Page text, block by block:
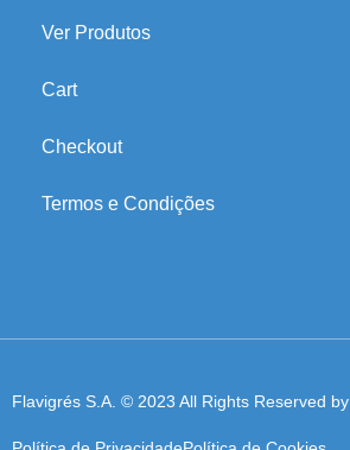
Ver Produtos
Cart
Checkout
Termos e Condições
Flavigrés S.A. © 2023 All Rights Reserved by